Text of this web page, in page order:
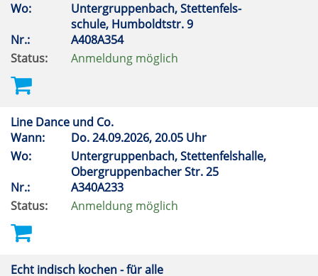
Wo:
Untergruppenbach, Stettenfels-
schule, Humboldtstr. 9
Nr.:
A408A354
Status:
Anmeldung möglich
Line Dance und Co.
Wann:
Do.24.09.2026, 20.05 Uhr
Wo:
Untergruppenbach, Stettenfelshalle,
Obergruppenbacher Str. 25
Nr.:
A340A233
Status:
Anmeldung möglich
Echt indisch kochen - für alle